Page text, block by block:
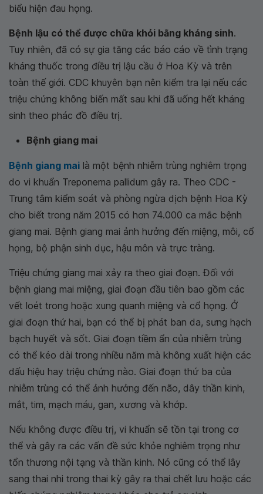
biểu hiện đau họng.
Bệnh lậu có thể được chữa khỏi bằng kháng sinh.
Tuy nhiên, đã có sự gia tăng các báo cáo về tình trạng
kháng thuốc trong điều trị lậu cầu ở Hoa Kỳ và trên
toàn thế giới. CDC khuyên bạn nên kiểm tra lại nếu các
triệu chứng không biến mất sau khi đã uống hết kháng
sinh theo phác đồ điều trị.
Bệnh giang mai
Bệnh giang mai là một bệnh nhiễm trùng nghiêm trọng
do vi khuẩn Treponema pallidum gây ra. Theo CDC -
Trung tâm kiểm soát và phòng ngừa dịch bệnh Hoa Kỳ
cho biết trong năm 2015 có hơn 74.000 ca mắc bệnh
giang mai. Bệnh giang mai ảnh hưởng đến miệng, môi, cổ
họng, bộ phận sinh dục, hậu môn và trực tràng.
Triệu chứng giang mai xảy ra theo giai đoạn. Đối với
bệnh giang mai miệng, giai đoạn đầu tiên bao gồm các
vết loét trong hoặc xung quanh miệng và cổ họng. Ở
giai đoạn thứ hai, bạn có thể bị phát ban da, sưng hạch
bạch huyết và sốt. Giai đoạn tiềm ẩn của nhiễm trùng
có thể kéo dài trong nhiều năm mà không xuất hiện các
dấu hiệu hay triệu chứng nào. Giai đoạn thứ ba của
nhiễm trùng có thể ảnh hưởng đến não, dây thần kinh,
mắt, tim, mạch máu, gan, xương và khớp.
Nếu không được điều trị, vi khuẩn sẽ tồn tại trong cơ
thể và gây ra các vấn đề sức khỏe nghiêm trọng như
tổn thương nội tạng và thần kinh. Nó cũng có thể lây
sang thai nhi trong thai kỳ gây ra thai chết lưu hoặc các